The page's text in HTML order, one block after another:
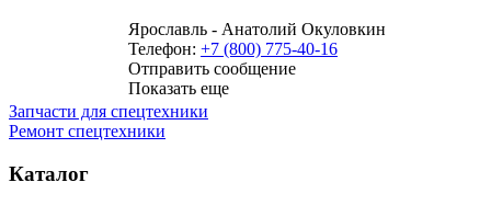
Ярославль - Анатолий Окуловкин
Телефон: +7 (800) 775-40-16
Отправить сообщение
Показать еще
Запчасти для спецтехники
Ремонт спецтехники
Каталог